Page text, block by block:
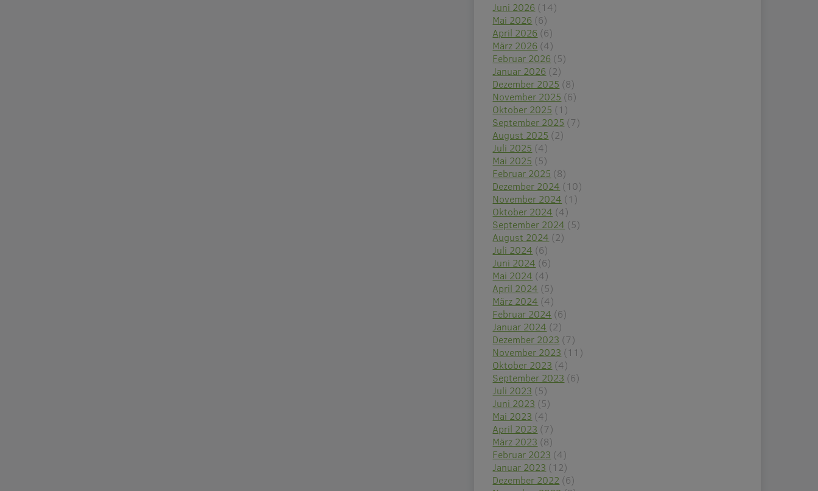
Juni 2026 (14)
Mai 2026 (6)
April 2026 (6)
März 2026 (4)
Februar 2026 (5)
Januar 2026 (2)
Dezember 2025 (8)
November 2025 (6)
Oktober 2025 (1)
September 2025 (7)
August 2025 (2)
Juli 2025 (4)
Mai 2025 (5)
Februar 2025 (8)
Dezember 2024 (10)
November 2024 (1)
Oktober 2024 (4)
September 2024 (5)
August 2024 (2)
Juli 2024 (6)
Juni 2024 (6)
Mai 2024 (4)
April 2024 (5)
März 2024 (4)
Februar 2024 (6)
Januar 2024 (2)
Dezember 2023 (7)
November 2023 (11)
Oktober 2023 (4)
September 2023 (6)
Juli 2023 (5)
Juni 2023 (5)
Mai 2023 (4)
April 2023 (7)
März 2023 (8)
Februar 2023 (4)
Januar 2023 (12)
Dezember 2022 (6)